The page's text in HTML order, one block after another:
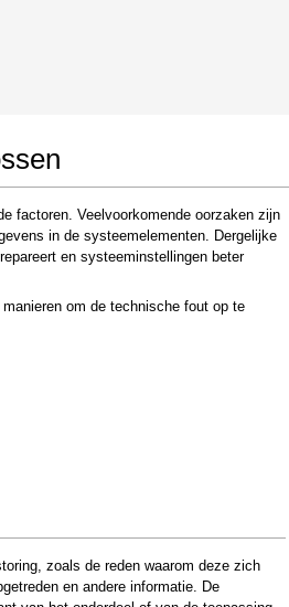
factoren. Veelvoorkomende oorzaken zijn
in de systeemelementen. Dergelijke
en systeeminstellingen beter
om de technische fout op te
zoals de reden waarom deze zich
en andere informatie. De